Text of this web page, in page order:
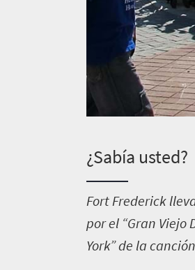
¿Sabía usted?
Fort Frederick
por el “Gran Viejo
York” de la